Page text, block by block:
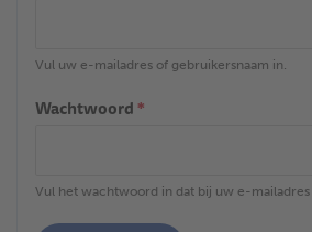
Vul uw e-mailadres of gebruikersnaam in.
Wachtwoord*
Vul het wachtwoord in dat bij uw e-mailadres